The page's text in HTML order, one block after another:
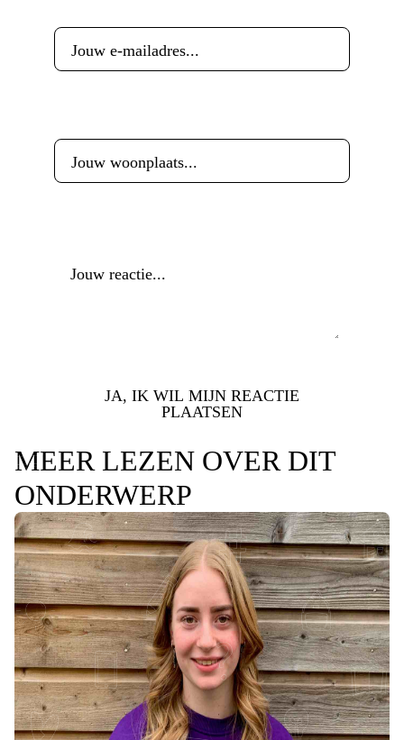
JA, IK WIL MIJN REACTIE
PLAATSEN
MEER LEZEN OVER DIT
ONDERWERP